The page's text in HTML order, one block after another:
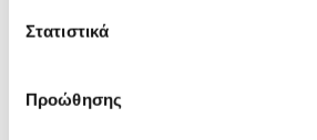
Στατιστικά
Προώθησης
Βάση Καρέκλας: